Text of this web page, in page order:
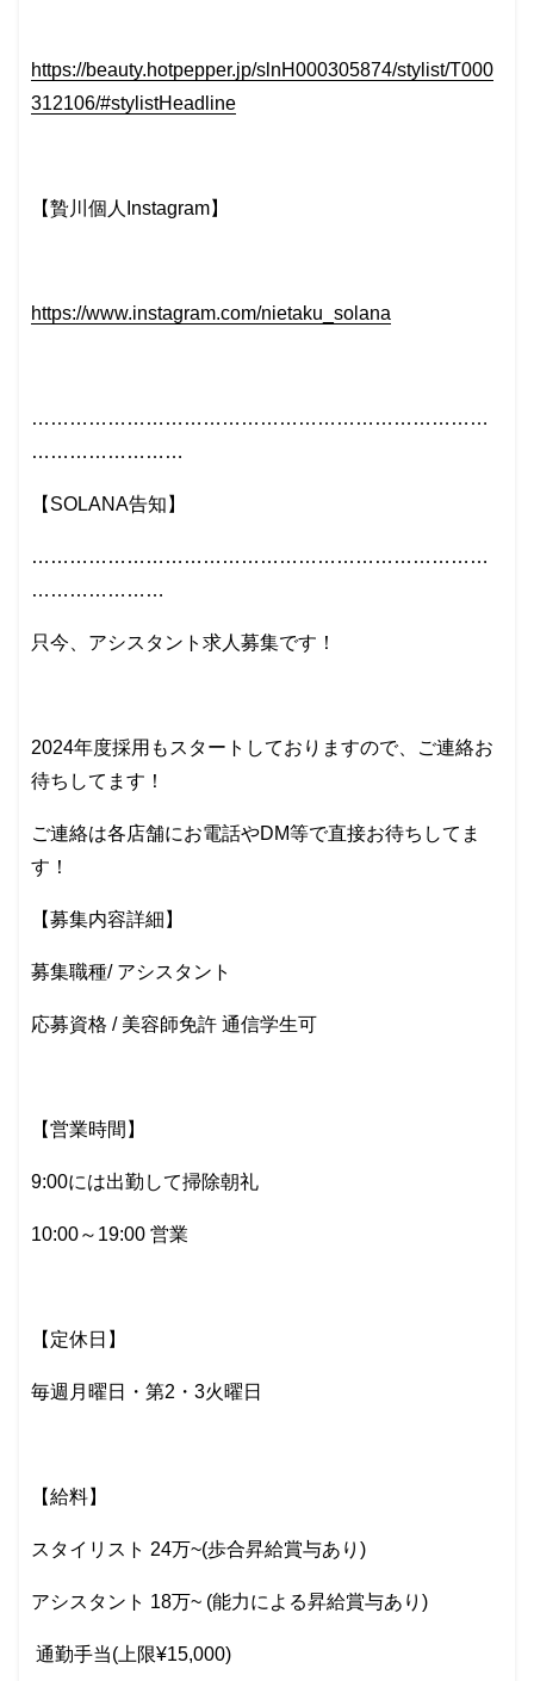
https://beauty.hotpepper.jp/slnH000305874/stylist/T000
312106/#stylistHeadline
【贄川個人Instagram】
https://www.instagram.com/nietaku_solana
………………………………………………………………
……………………
【SOLANA告知】
………………………………………………………………
…………………
只今、アシスタント求人募集です！
2024年度採用もスタートしておりますので、ご連絡お
待ちしてます！
ご連絡は各店舗にお電話やDM等で直接お待ちしてま
す！
【募集内容詳細】
募集職種/ アシスタント
応募資格 / 美容師免許 通信学生可
【営業時間】
9:00には出勤して掃除朝礼
10:00～19:00 営業
【定休日】
毎週月曜日・第2・3火曜日
【給料】
スタイリスト 24万~(歩合昇給賞与あり)
アシスタント 18万~ (能力による昇給賞与あり)
通勤手当(上限¥15,000)